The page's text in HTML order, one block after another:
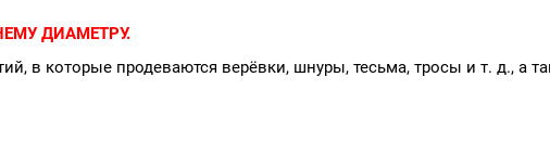
ДИАМЕТРУ.
в которые продеваются верёвки, шнуры, тесьма, тросы и т. д., а